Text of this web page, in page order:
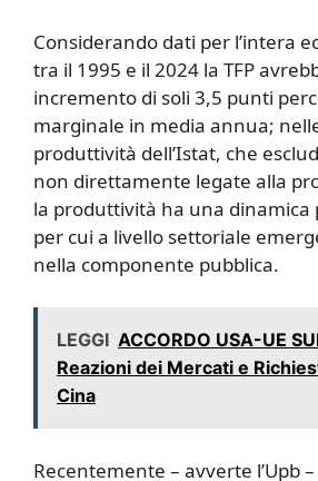
Considerando dati per l’intera
tra il 1995 e il 2024 la TFP
incremento di soli 3,5 punti
marginale in media annua;
produttività dell’Istat, che
non direttamente legate alla
la produttività ha una dinamica
per cui a livello settoriale
nella componente pubblica.
LEGGI ACCORDO USA-UE
Reazioni dei Mercati e
Cina
Recentemente – avverte l’Upb